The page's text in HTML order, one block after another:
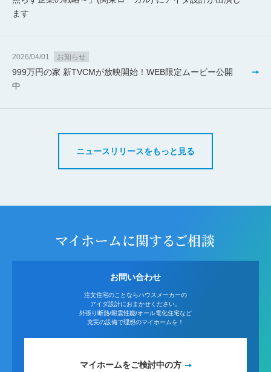
ます
2026/04/01 お知らせ
999万円の家 新TVCMが放映開始！WEB限定ムービー公開
中
ニュースリリースをもっと見る
マイホームに関するご相談
お問い合わせ
注文住宅のことならハウスメーカーの
アイダ設計におまかせください。
外張り断熱/耐震性能/オール電化住宅など
充実の設備で理想のマイホームを！
マイホームをご検討中の方